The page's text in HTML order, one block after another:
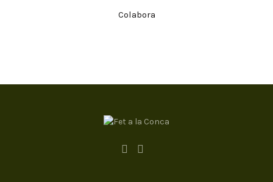
Colabora